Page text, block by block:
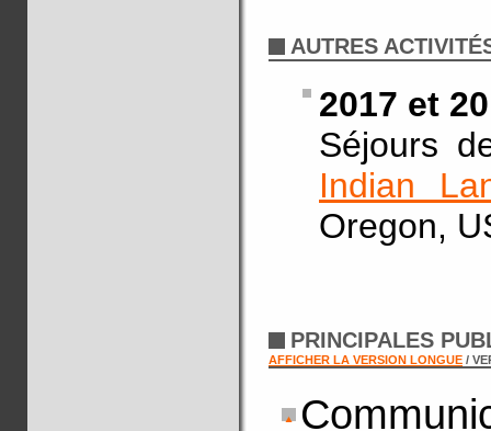
AUTRES
2017 et
Séjours
Indian
Oregon,
PRINCIPALES
AFFICHER LA VERSION LONGUE /